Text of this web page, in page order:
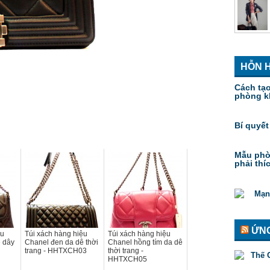
dây
Túi xách hàng hiệu
Chanel đen da dê thời
trang - HHTXCH03
Túi xách hàng hiệu
Chanel hồng tím da dê
thời trang -
HHTXCH05
HỖN
Cách
phòng
Bí
Mẫu
phải